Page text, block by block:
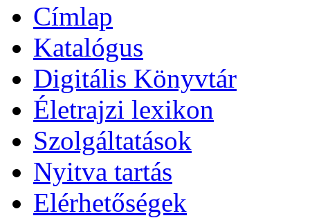
Címlap
Katalógus
Digitális Könyvtár
Életrajzi lexikon
Szolgáltatások
Nyitva tartás
Elérhetőségek